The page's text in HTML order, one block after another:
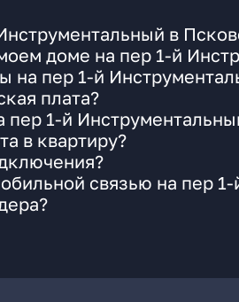
в
доме на пер 1-й
на пер 1-й
плата?
пер 1-й
в квартиру?
связью на пер